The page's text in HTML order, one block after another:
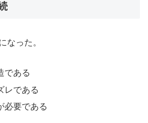
なった。
である
レである
必要である